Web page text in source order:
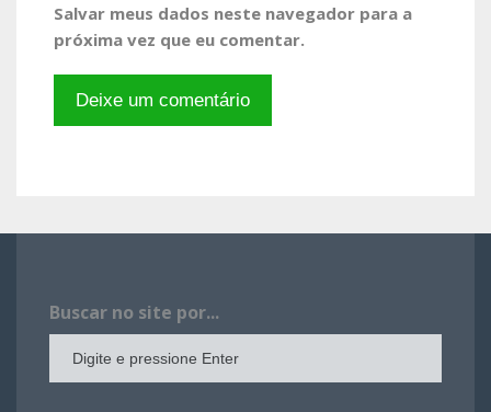
Salvar meus dados neste navegador para a
próxima vez que eu comentar.
Buscar no site por...